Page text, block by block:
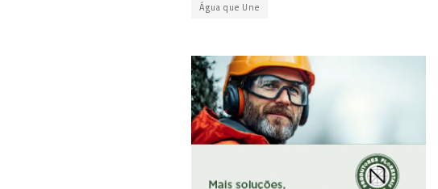
Água que Une